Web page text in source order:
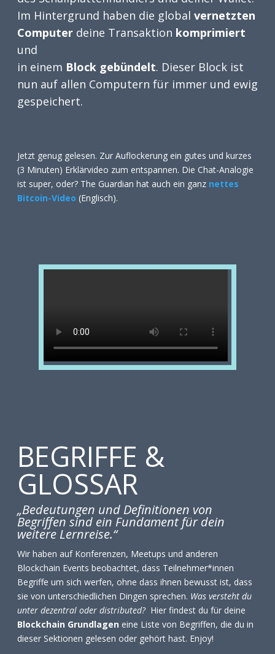
Im Hintergrund haben die global vernetzten
Computer deine Transaktion komprimiert
und
in einem Block gebündelt. Dieser Block ist
nun auf allen Computern für immer und ewig
gespeichert.
Jetzt genug gelesen. Zur Auflockerung ein gutes und kurzes
(3 Minuten) Erklärvideo zum entspannen. Die Chat-Analogie
ist super, oder? The Guardian hat auch ein ganz nettes
Bitcoin-Video (Englisch).
BEGRIFFE &
GLOSSAR
„Bedeutungen und Definitionen von
Begriffen sind ein Fundament für dein
weitere Lernreise.“
Wir haben auf Konferenzen, Meetups und anderen
Blockchain Events beobachtet, dass Teilnehmer*innen
Begriffe um sich werfen, ohne dass ihnen bewusst ist, dass
sie von unterschiedlichen Dingen sprechen. Was versteht du
unter dezentral oder distributed?Hier findest du für deine
Blockchain Grundlagen eine Liste von Begriffen, die du in
dieser Sektionen gelesen oder gehört hast. Enjoy!